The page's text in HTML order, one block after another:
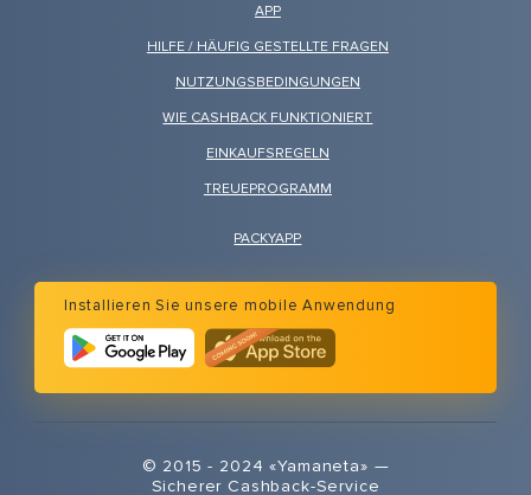
APP
HILFE / HÄUFIG GESTELLTE FRAGEN
NUTZUNGSBEDINGUNGEN
WIE CASHBACK FUNKTIONIERT
EINKAUFSREGELN
TREUEPROGRAMM
PACKYAPP
Installieren Sie unsere mobile Anwendung
© 2015 - 2024 «Yamaneta» —
Sicherer Cashback-Service